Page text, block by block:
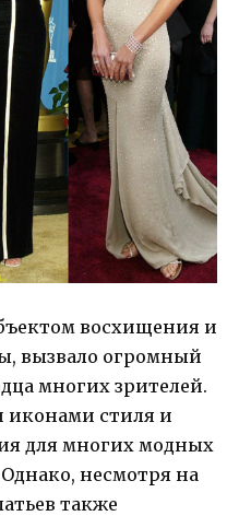
восхищения и
вызвало огромный
многих зрителей.
иконами стиля и
для многих модных
несмотря на
также